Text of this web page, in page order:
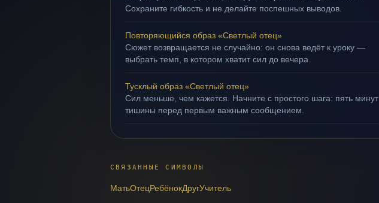
Сохраните гибкость и не делайте поспешных выводов.
Повторяющийся образ «Светлый отец»
Сюжет возвращается не случайно: он снова ведёт к уроку —
выбрать темп, в котором хватит сил до вечера.
Тусклый образ «Светлый отец»
Сил меньше, чем кажется. Начните с простого шага: пять минут
тишины перед первым важным сообщением.
СВЯЗАННЫЕ СИМВОЛЫ
МатьОтецРебёнокДругУчитель